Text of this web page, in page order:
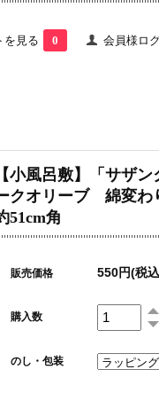
を見る 0 会員様ロ
【小風呂敷】「サザ
クオリーブ 綿変わ
51cm角
販売価格 550円(税
購入数
のし・包装